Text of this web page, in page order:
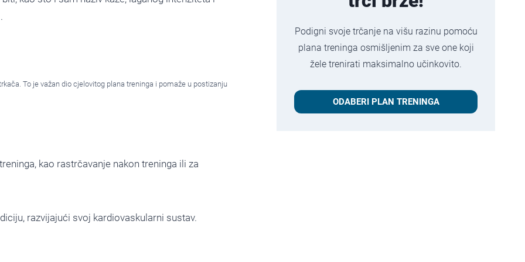
To je važan dio cjelovitog plana treninga i pomaže u postizanju
kao rastrčavanje nakon treninga ili za
razvijajući svoj kardiovaskularni sustav.
Podigni svoje trčanje na višu razinu pomoću
plana treninga osmišljenim za sve one koji
žele trenirati maksimalno učinkovito.
ODABERI PLAN TRENINGA